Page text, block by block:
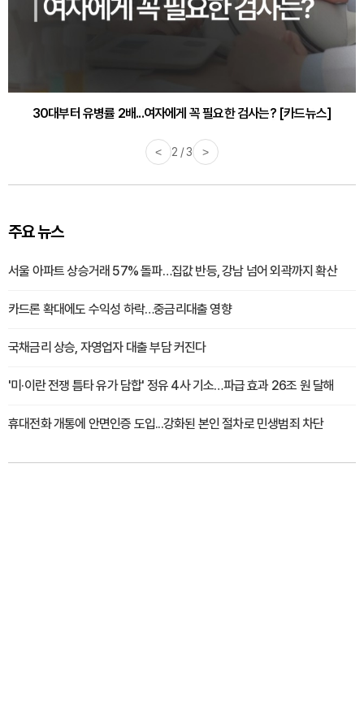
감기·독감 예방하고 면역력 높이는 4가지 영양제 [카드뉴스]
< 3 / 3 >
주요 뉴스
서울 아파트 상승거래 57% 돌파…집값 반등, 강남 넘어 외곽까지 확산
카드론 확대에도 수익성 하락…중금리대출 영향
국채금리 상승, 자영업자 대출 부담 커진다
'미·이란 전쟁 틈타 유가 담합' 정유 4사 기소…파급 효과 26조 원 달해
휴대전화 개통에 안면인증 도입...강화된 본인 절차로 민생범죄 차단